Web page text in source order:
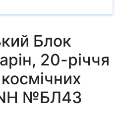
Блок
20-річчя
№БЛ43